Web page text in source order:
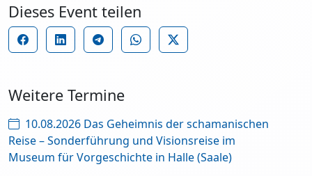
Dieses Event teilen
Weitere Termine
10.08.2026 Das Geheimnis der schamanischen
Reise – Sonderführung und Visionsreise im
Museum für Vorgeschichte in Halle (Saale)